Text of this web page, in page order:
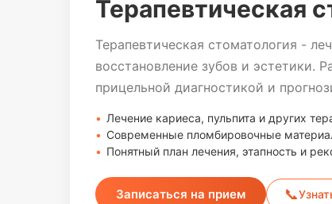
Терапевтическая
Терапевтическая стоматология -
восстановление зубов и эстетики.
прицельной диагностикой и
Лечение кариеса, пульпита и других
Современные пломбировочные
Понятный план лечения, этапность и
Записаться на прием 📞